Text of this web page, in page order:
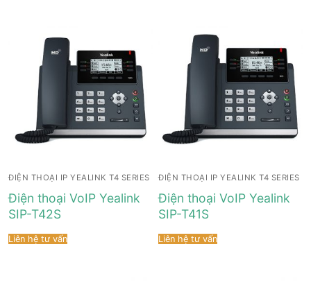
ĐIỆN THOẠI IP YEALINK T4 SERIES
Điện thoại VoIP Yealink
SIP-T42S
Liên hệ tư vấn
ĐIỆN THOẠI IP YEALINK T4 SERIES
Điện thoại VoIP Yealink
SIP-T41S
Liên hệ tư vấn